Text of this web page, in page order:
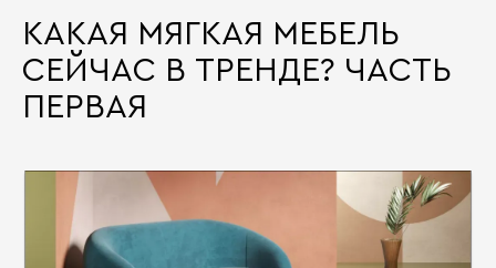
КАКАЯ МЯГКАЯ МЕБЕЛЬ
СЕЙЧАС В ТРЕНДЕ? ЧАСТЬ
ПЕРВАЯ